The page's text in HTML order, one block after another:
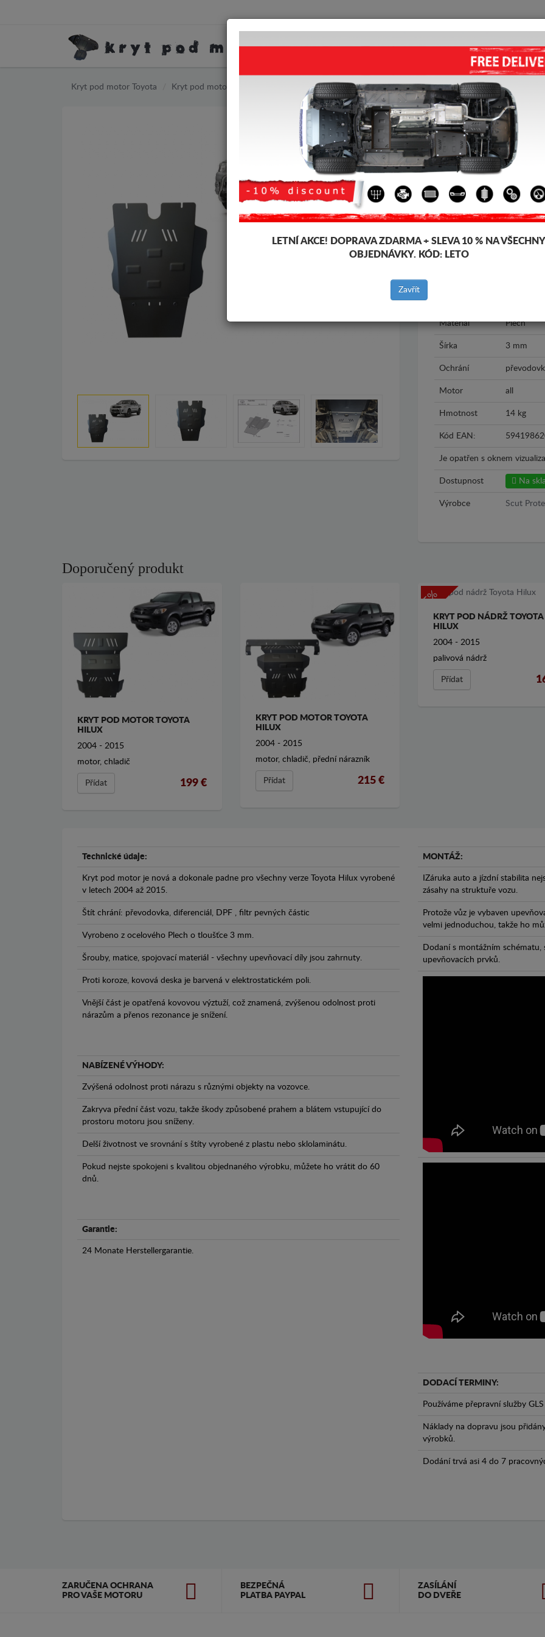
KRYT POD MOTOR HOME DOPRAVA FEEDBACK
Kryt pod motor Toyota Kryt pod motor Toyota Hilux
KRYT POD PŘEVODOVKA A
2015)
Kód výrobku: 00.171
188
139
Značka
Materiál Plech
Šírka 3 mm
Ochrání
Motor all
Hmotnost 14 kg
Kód EAN:
Je opatřen s oknem
Dostupnost Na
Výrobce Scut
Doporučený produkt
KRYT POD MOTOR TOYOTA
HILUX
2004 - 2015
motor, chladič
Přídat 199 €
KRYT POD MOTOR TOYOTA
HILUX
2004 - 2015
motor, chladič, přední nárazník
Přídat 215 €
-5%
KRYT POD NÁDRŽ TOYOTA
HILUX
2004 - 2015
palivová nádrž
Přídat
Technické údaje:
Kryt pod motor je nová a dokonale padne pro všechny verze Toyota Hilux vyrobené
v letech 2004 až 2015.
Štít chrání: převodovka, diferenciál, DPF , filtr pevných částic
Vyrobeno z ocelového Plech o tloušťce 3 mm.
Šrouby, matice, spojovací materiál - všechny upevňovací díly jsou zahrnuty.
Proti koroze, kovová deska je barvená v elektrostatickém poli.
Vnější část je opatřená kovovou výztuží, což znamená, zvýšenou odolnost proti
nárazům a přenos rezonance je snížení.
NABÍZENÉ VÝHODY:
Zvýšená odolnost proti nárazu s různými objekty na vozovce.
Zakryva přední část vozu, takže škody způsobené prahem a blátem vstupující do
prostoru motoru jsou sníženy.
Delší životnost ve srovnání s štíty vyrobené z plastu nebo sklolaminátu.
Pokud nejste spokojeni s kvalitou objednaného výrobku, můžete ho vrátit do 60
dnů.
Garantie:
24 Monate Herstellergarantie.
MONTÁŽ:
IZáruka auto a jízdní stabilita
zásahy na struktuře vozu.
Protože vůz je vybaven
velmi jednoduchou, takže ho
Dodaní s montážním
upevňovacích prvků.
DODACÍ TERMINY:
Používáme přepravní služby
Náklady na dopravu jsou
výrobků.
Dodání trvá asi 4 do 7
ZARUČENA OCHRANA
PRO VAŠE MOTORU
BEZPEČNÁ
PLATBA PAYPAL
ZASÍLÁNÍ
DO DVEŘE
LETNÍ AKCE! DOPRAVA ZDARMA + SLEVA 10 % NA VŠECHNY
OBJEDNÁVKY. KÓD: LETO
Zavřít